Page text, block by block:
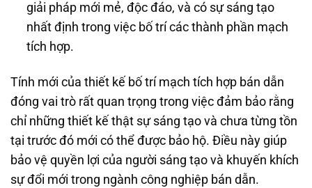
giải pháp mới mẻ, độc đáo, và có sự sáng tạo
nhất định trong việc bố trí các thành phần mạch
tích hợp.
Tính mới của thiết kế bố trí mạch tích hợp bán dẫn
đóng vai trò rất quan trọng trong việc đảm bảo rằng
chỉ những thiết kế thật sự sáng tạo và chưa từng tồn
tại trước đó mới có thể được bảo hộ. Điều này giúp
bảo vệ quyền lợi của người sáng tạo và khuyến khích
sự đổi mới trong ngành công nghiệp bán dẫn.